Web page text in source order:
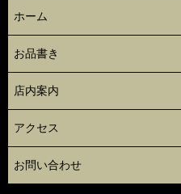
ホーム
お品書き
店内案内
アクセス
お問い合わせ